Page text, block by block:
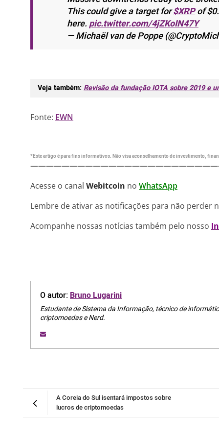
This could give a target for$XRPof
here.pic.twitter.com/4jZKoIN47Y
— Michaël van de Poppe
Veja também: Revisão da fundação IOTA sobre 2019 e
Fonte: EWN
*Este artigo é para fins informativos. Não visa aconselhamento de investimento,
Acesse o canal Webitcoin no WhatsApp
Lembre de ativar as notificações para não perder
Acompanhe nossas notícias também pelo nosso
O autor:Bruno Lugarini
Estudante de Sistema da Informação, técnico de
criptomoedas e Nerd.
A Coreia do Sul isentará impostos sobre
lucros de criptomoedas